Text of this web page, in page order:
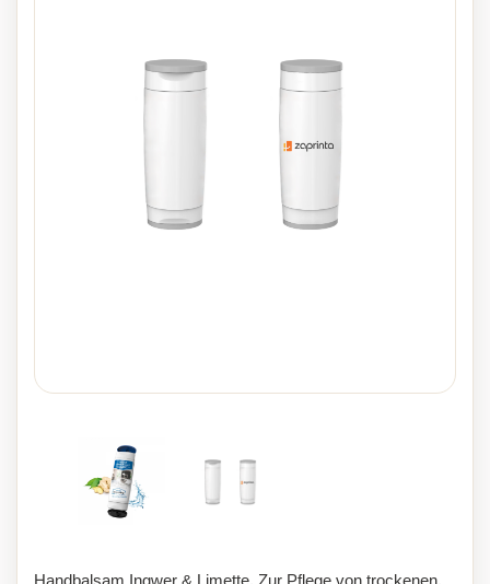
Handbalsam Ingwer & Limette. Zur Pflege von trockenen,